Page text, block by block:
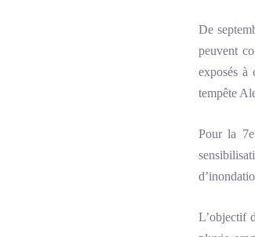
De
peuvent
exposés à
tempête
Pour la
L’objectif